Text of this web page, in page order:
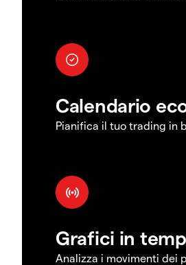
Calendario
Pianifica il tuo trading in
Grafici in
Analizza i movimenti dei